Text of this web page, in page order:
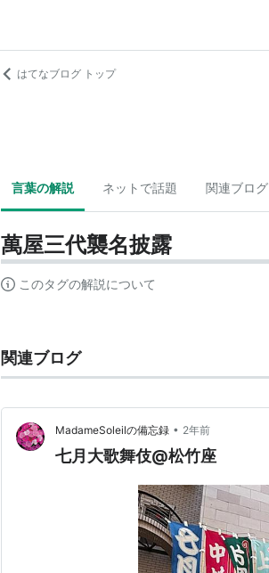
はてなブログ トップ
言葉の解説 ネットで話題 関連ブログ
萬屋三代襲名披露
このタグの解説について
関連ブログ
MadameSoleilの備忘録 • 2年前
七月大歌舞伎@松竹座